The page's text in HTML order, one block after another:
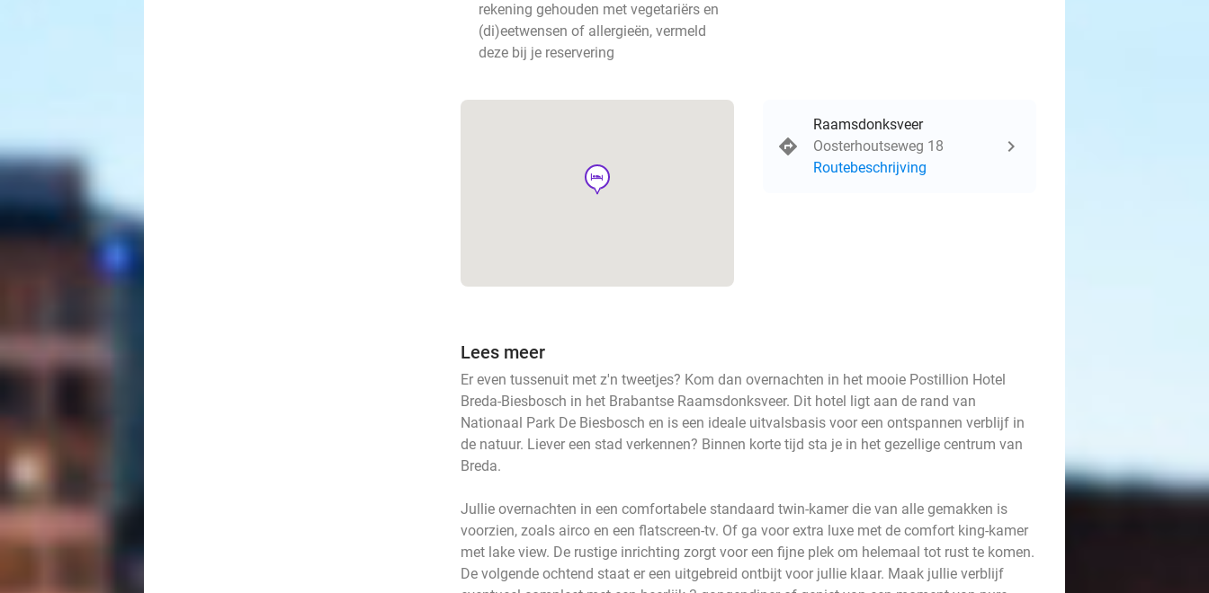
rekening gehouden met vegetariërs en
(di)eetwensen of allergieën, vermeld
deze bij je reservering
hotel
Raamsdonksveer
Oosterhoutseweg 18
Routebeschrijving
Lees meer
Er even tussenuit met z'n tweetjes? Kom dan overnachten in het mooie Postillion Hotel
Breda-Biesbosch in het Brabantse Raamsdonksveer. Dit hotel ligt aan de rand van
Nationaal Park De Biesbosch en is een ideale uitvalsbasis voor een ontspannen verblijf in
de natuur. Liever een stad verkennen? Binnen korte tijd sta je in het gezellige centrum van
Breda.
Jullie overnachten in een comfortabele standaard twin-kamer die van alle gemakken is
voorzien, zoals airco en een flatscreen-tv. Of ga voor extra luxe met de comfort king-kamer
met lake view. De rustige inrichting zorgt voor een fijne plek om helemaal tot rust te komen.
De volgende ochtend staat er een uitgebreid ontbijt voor jullie klaar. Maak jullie verblijf